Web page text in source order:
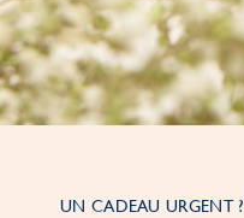
UN CADEAU URGENT ?